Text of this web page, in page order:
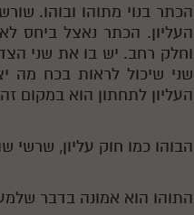
הכתר בנוי מתוהו ובוהו.
העליון. הכתר נאצל ביחס
וחלק רחב. יש בו את שני
שני שיכול לראות בכח מה
העליון לתחתון הוא במקום
הבוהו כמו חוק עליון, שרשי
התוהו הוא אמונה בדבר